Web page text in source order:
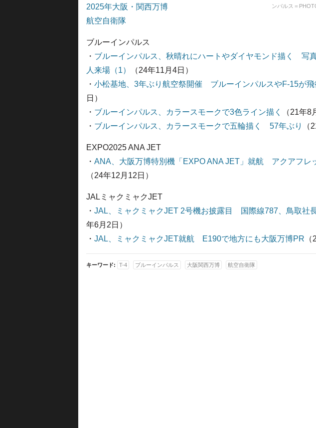
ンパルス＝
2025年大阪・関西万博
航空自衛隊
ブルーインパルス
・ ブルーインパルス、秋晴れにハートやダイヤモンド描く 写
人来場（1）
（24年11月4日）
・ 小松基地、3年ぶり航空祭開催 ブルーインパルスやF-15が飛
日）
・ ブルーインパルス、カラースモークで3色ライン描く
（21年8
・ ブルーインパルス、カラースモークで五輪描く 57年ぶり （
EXPO2025 ANA JET
・ ANA、大阪万博特別機「EXPO ANA JET」就航 アクアフレ
（24年12月12日）
JALミャクミャクJET
・ JAL、ミャクミャクJET 2号機お披露目 国際線787、鳥取社
年6月2日）
・ JAL、ミャクミャクJET就航 E190で地方にも大阪万博PR
キーワード: T-4 ブルーインパルス 大阪関西万博 航空自衛隊